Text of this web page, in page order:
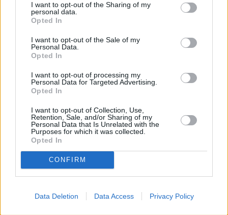
I want to opt-out of the Sharing of my
personal data.
Opted In
I want to opt-out of the Sale of my
Personal Data.
Opted In
I want to opt-out of processing my
Personal Data for Targeted Advertising.
Opted In
I want to opt-out of Collection, Use,
Retention, Sale, and/or Sharing of my
Personal Data that Is Unrelated with the
Purposes for which it was collected.
Opted In
CONFIRM
Data Deletion Data Access Privacy Policy
Πριν 5 ημέρες
Οι ξεχωριστές καλοκαιρινές προτάσεις του
Clementine Chios